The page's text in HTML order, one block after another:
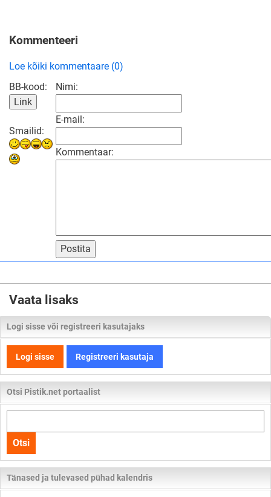
Kommenteeri
Loe kõiki kommentaare (0)
BB-kood:
Smailid:
Nimi:
E-mail:
Kommentaar:
Postita
Vaata lisaks
Logi sisse või registreeri kasutajaks
Logi sisse Registreeri kasutaja
Otsi Pistik.net portaalist
kogu
lehelt
Otsi
Tänased ja tulevased pühad kalendris